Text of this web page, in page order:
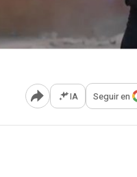
Abrir opciones para
IA Seguir en